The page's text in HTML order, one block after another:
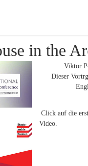
in the
Viktor
Dieser
Click auf die
Video.